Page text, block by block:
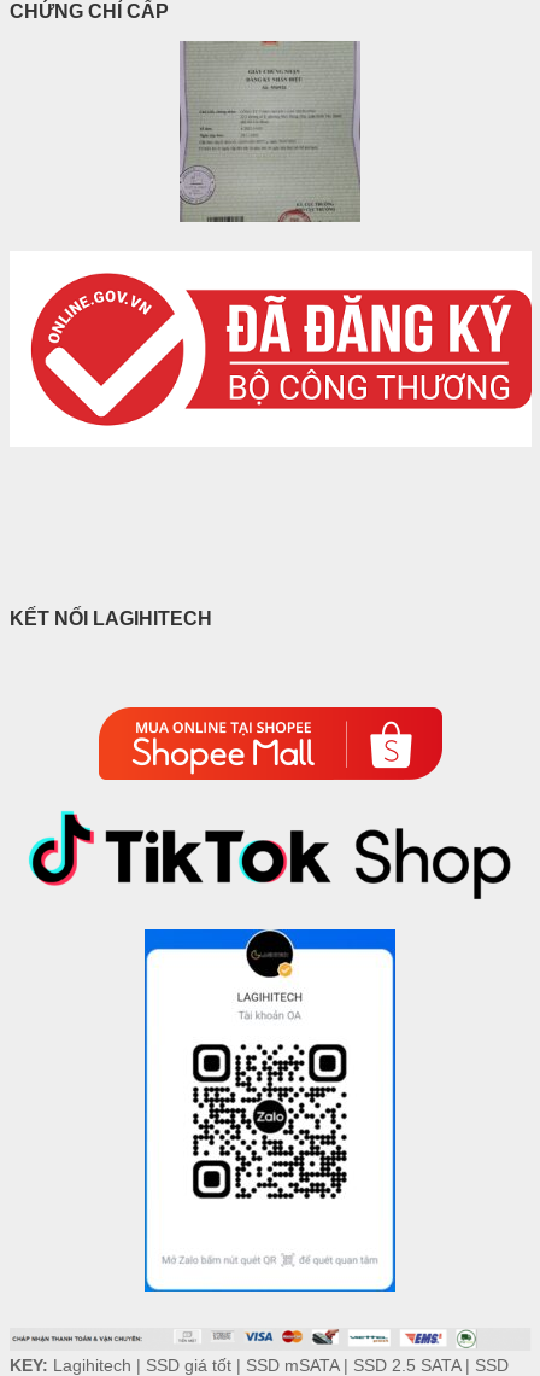
CHỨNG CHỈ CẤP
KẾT NỐI LAGIHITECH
KEY: Lagihitech | SSD giá tốt| SSD mSATA| SSD 2.5 SATA| SSD